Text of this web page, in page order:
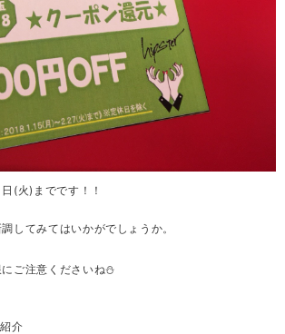
(火)までです！！
してみてはいかがでしょうか。
ご注意くださいね⛄
介